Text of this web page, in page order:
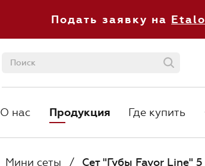
Подать заявку на
О нас
О нас Продукция
Продукция Где купить
Где купить
+7
Мини сеты / Сет "Губы Favor Line"